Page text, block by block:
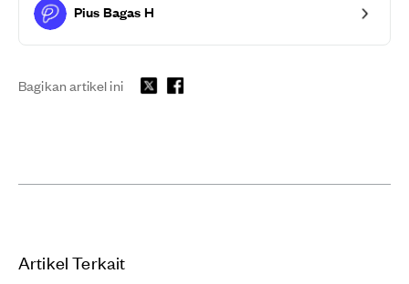
Pius Bagas H
Bagikan artikel ini
Artikel Terkait